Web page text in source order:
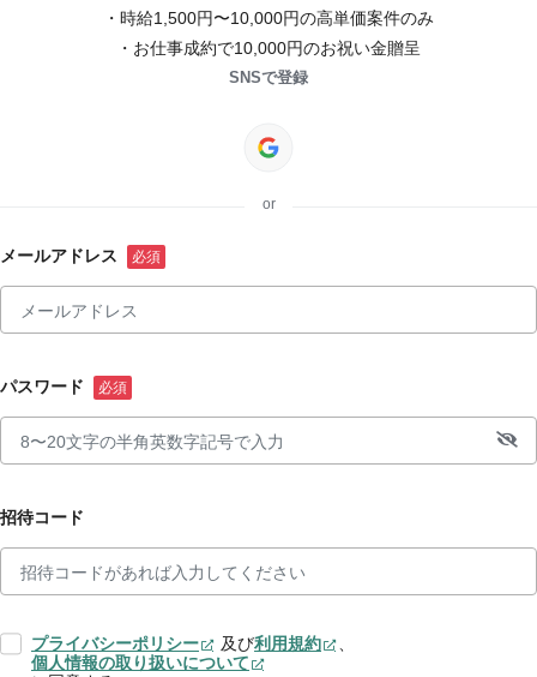
・時給1,500円〜10,000円の高単価案件のみ
・お仕事成約で10,000円のお祝い金贈呈
SNSで登録
or
メールアドレス
パスワード
招待コード
プライバシーポリシー 及び利用規約
、
個人情報の取り扱いについて